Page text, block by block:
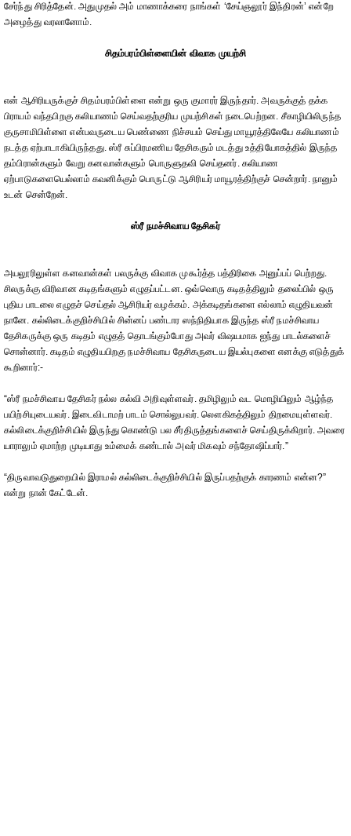
சேர்ந்து சிரித்தேன். அதுமுதல் அம் மாணாக்கரை நாங்கள் ‘சேய்ஞலூர் இந்திரன்’ என்றே
அழைத்து வரலானோம்.
சிதம்பரம்பிள்ளையின் விவாக முயற்சி
என் ஆசிரியருக்குச் சிதம்பரம்பிள்ளை என்று ஒரு குமாரர் இருந்தார். அவருக்குத் தக்க
பிராயம் வந்தபிறகு கலியாணம் செய்வதற்குரிய முயற்சிகள் நடைபெற்றன. சீகாழியிலிருந்த
குருசாமிபிள்ளை என்பவருடைய பெண்ணை நிச்சயம் செய்து மாயூரத்திலேயே கலியாணம்
நடத்த ஏற்பாடாகியிருந்தது. ஸ்ரீ சுப்பிரமணிய தேசிகரும் மடத்து உத்தியோகத்தில் இருந்த
தம்பிரான்களும் வேறு கனவான்களும் பொருளுதவி செய்தனர். கலியாண
ஏற்பாடுகளையெல்லாம் கவனிக்கும் பொருட்டு ஆசிரியர் மாயூரத்திற்குச் சென்றார். நானும்
உடன் சென்றேன்.
ஸ்ரீ நமச்சிவாய தேசிகர்
அயலூரிலுள்ள கனவான்கள் பலருக்கு விவாக முகூர்த்த பத்திரிகை அனுப்பப் பெற்றது.
சிலருக்கு விரிவான கடிதங்களும் எழுதப்பட்டன. ஒவ்வொரு கடிதத்திலும் தலைப்பில் ஒரு
புதிய பாடலை எழுதச் செய்தல் ஆசிரியர் வழக்கம். அக்கடிதங்களை எல்லாம் எழுதியவன்
நானே. கல்லிடைக்குறிச்சியில் சின்னப் பண்டார ஸந்நிதியாக இருந்த ஸ்ரீ நமச்சிவாய
தேசிகருக்கு ஒரு கடிதம் எழுதத் தொடங்கும்போது அவர் விஷயமாக ஐந்து பாடல்களைச்
சொன்னார். கடிதம் எழுதியபிறகு நமச்சிவாய தேசிகருடைய இயல்புகளை எனக்கு எடுத்துக்
கூறினார்:-
“ஸ்ரீ நமச்சிவாய தேசிகர் நல்ல கல்வி அறிவுள்ளவர். தமிழிலும் வட மொழியிலும் ஆழ்ந்த
பயிற்சியுடையவர். இடைவிடாமற் பாடம் சொல்லுபவர். லௌகிகத்திலும் திறமையுள்ளவர்.
கல்லிடைக்குறிச்சியில் இருந்து கொண்டு பல சீர்திருத்தங்களைச் செய்திருக்கிறார். அவரை
யாராலும் ஏமாற்ற முடியாது உம்மைக் கண்டால் அவர் மிகவும் சந்தோஷிப்பார்.”
“திருவாவடுதுறையில் இராமல் கல்லிடைக்குறிச்சியில் இருப்பதற்குக் காரணம் என்ன?”
என்று நான் கேட்டேன்.